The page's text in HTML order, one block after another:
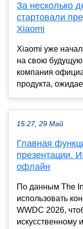
За несколько
стартовали
Xiaomi
Xiaomi уже
на свою
компания
продукта,
15:27, 29 Май
Главная
презентации.
офлайн
По данным The
использовать
WWDC 2026,
искусственному